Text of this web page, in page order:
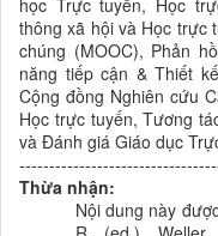
học Trực tuyến, Học
thông xã hội và Học trực
chúng (MOOC), Phản
năng tiếp cận & Thiết
Cộng đồng Nghiên cứu
Học trực tuyến, Tương
và Đánh giá Giáo dục
Thừa nhận:
Nội dung này